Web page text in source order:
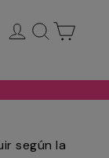
Ingresar
Buscar
según la